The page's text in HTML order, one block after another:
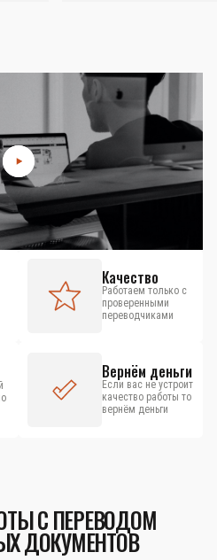
Качество
Работаем только с
проверенными
переводчиками
Вернём деньги
Если вас не устроит
качество работы то
вернём деньги
С ПЕРЕВОДОМ
ДОКУМЕНТОВ